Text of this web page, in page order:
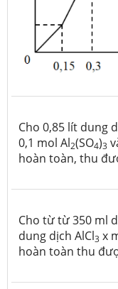
Cho 0,85 lít dung
0,1 mol Al2(SO4)3
hoàn toàn, thu
Cho từ từ 350 ml
dung dịch AlCl3 x
hoàn toàn thu